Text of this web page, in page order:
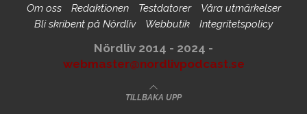
Om oss Redaktionen Testdatorer
Våra utmärkelser
Bli skribent på Nördliv
Webbutik Integritetspolicy
Nördliv 2014 - 2024 -
webmaster@nordlivpodcast.se
TILLBAKA UPP